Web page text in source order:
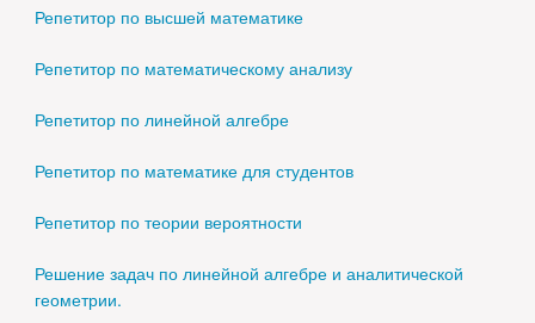
Репетитор по высшей математике
Репетитор по математическому анализу
Репетитор по линейной алгебре
Репетитор по математике для студентов
Репетитор по теории вероятности
Решение задач по линейной алгебре и аналитической
геометрии.